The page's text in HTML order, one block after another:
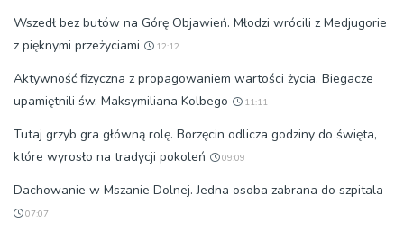
Wszedł bez butów na Górę Objawień. Młodzi wrócili z Medjugorie
z pięknymi przeżyciami
12:12
Aktywność fizyczna z propagowaniem wartości życia. Biegacze
upamiętnili św. Maksymiliana Kolbego
11:11
Tutaj grzyb gra główną rolę. Borzęcin odlicza godziny do święta,
które wyrosło na tradycji pokoleń
09:09
Dachowanie w Mszanie Dolnej. Jedna osoba zabrana do szpitala
07:07